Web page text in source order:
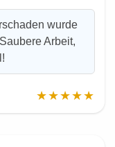
wurde
Arbeit,
★★★★★